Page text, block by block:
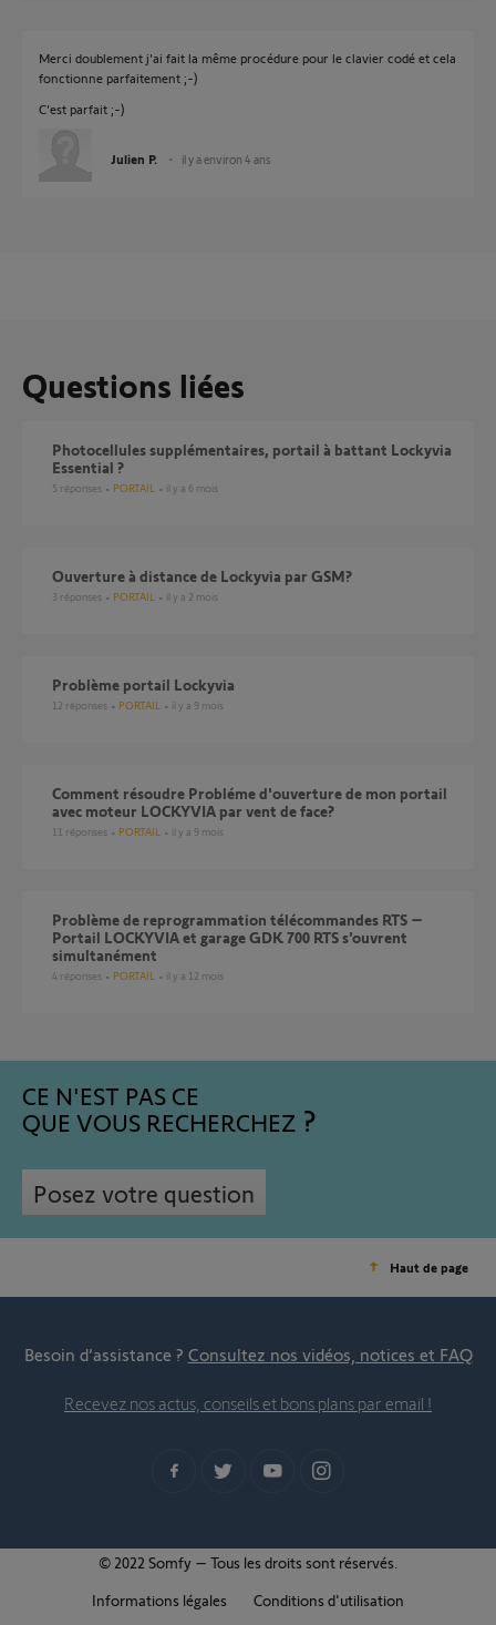
Merci doublement j'ai fait la même procédure pour le clavier codé et cela
fonctionne parfaitement ;-)
C'est parfait ;-)
Julien P. il y a environ 4 ans
Questions liées
photocellules supplémentaires, portail à battant Lockyvia
Essential ?
5 réponses PORTAIL il y a 6 mois
Ouverture à distance de Lockyvia par GSM?
3 réponses PORTAIL il y a 2 mois
Problème portail Lockyvia
12 réponses PORTAIL il y a 9 mois
Comment résoudre Probléme d'ouverture de mon portail
avec moteur LOCKYVIA par vent de face?
11 réponses PORTAIL il y a 9 mois
Problème de reprogrammation télécommandes RTS –
Portail LOCKYVIA et garage GDK 700 RTS s’ouvrent
simultanément
4 réponses PORTAIL il y a 12 mois
CE N'EST PAS CE
QUE VOUS RECHERCHEZ
Posez votre question
Haut de page
Besoin d’assistance ? Consultez nos vidéos, notices et FAQ
Recevez nos actus, conseils et bons plans par email !
© 2022 Somfy – Tous les droits sont réservés.
Informations légales
Conditions d'utilisation